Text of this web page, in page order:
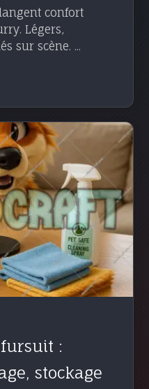
confort
Légers,
sur scène. ...
:
stockage